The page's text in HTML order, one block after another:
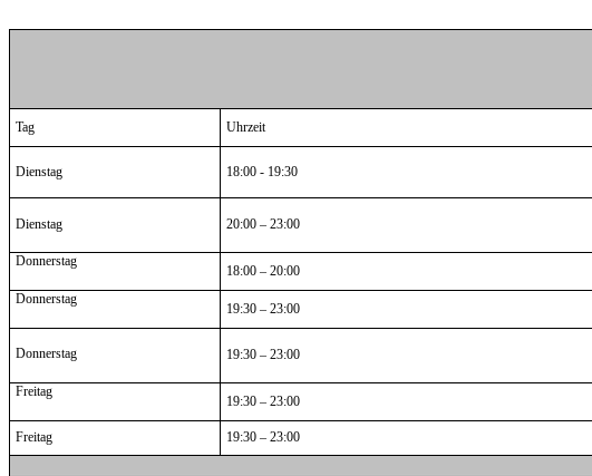
Tag Uhrzeit
Dienstag 18:00 - 19:30
Dienstag 20:00 – 23:00
Donnerstag
18:00 – 20:00
Donnerstag
19:30 – 23:00
Donnerstag 19:30 – 23:00
Freitag
19:30 – 23:00
Freitag 19:30 – 23:00